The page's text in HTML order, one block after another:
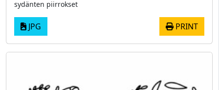
sydänten piirrokset
JPG PRINT